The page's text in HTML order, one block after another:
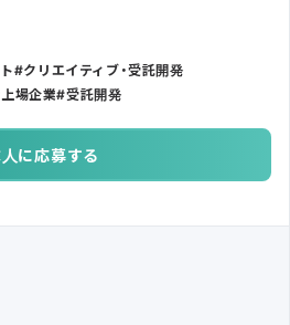
クリエイティブ・受託開発
上場企業 受託開発
に応募する